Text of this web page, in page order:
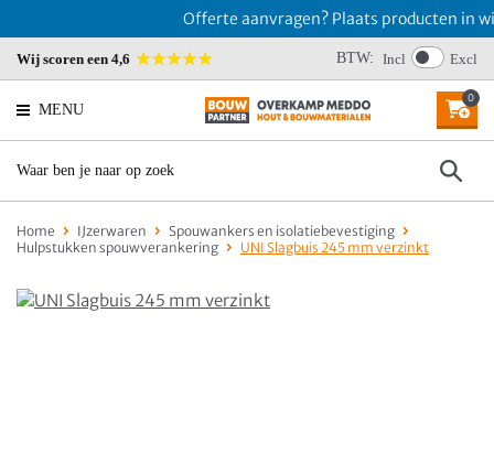
Offerte aanvragen? Plaats producten in
Wij scoren een 4,6 BTW: Incl Excl
MENU
0
Home IJzerwaren
Spouwankers en isolatiebevestiging
Hulpstukken spouwverankering
UNI Slagbuis 245 mm verzinkt